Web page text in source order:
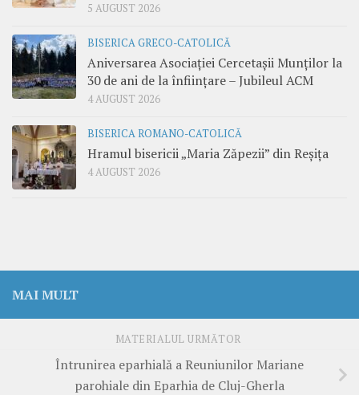
5 AUGUST 2026
BISERICA GRECO-CATOLICĂ
Aniversarea Asociației Cercetașii Munților la
30 de ani de la înființare – Jubileul ACM
4 AUGUST 2026
BISERICA ROMANO-CATOLICĂ
Hramul bisericii „Maria Zăpezii” din Reșița
4 AUGUST 2026
MAI MULT
MATERIALUL URMĂTOR
Întrunirea eparhială a Reuniunilor Mariane
parohiale din Eparhia de Cluj-Gherla